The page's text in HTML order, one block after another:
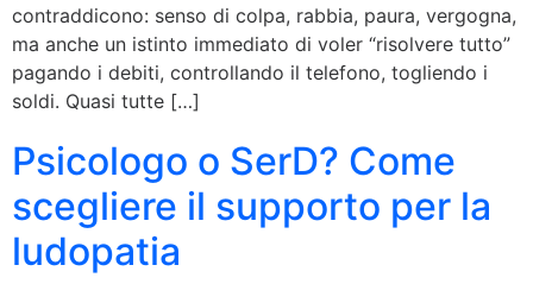
contraddicono: senso di colpa, rabbia, paura, vergogna,
ma anche un istinto immediato di voler “risolvere tutto”
pagando i debiti, controllando il telefono, togliendo i
soldi. Quasi tutte […]
Psicologo o SerD? Come
scegliere il supporto per la
ludopatia